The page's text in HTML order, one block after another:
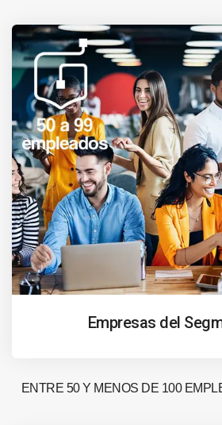
Empresas del
ENTRE 50 Y MENOS DE 100